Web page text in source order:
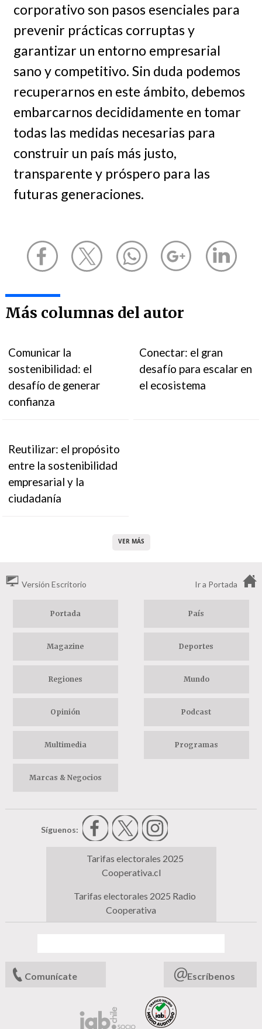
corporativo son pasos esenciales para
prevenir prácticas corruptas y
garantizar un entorno empresarial
sano y competitivo. Sin duda podemos
recuperarnos en este ámbito, debemos
embarcarnos decididamente en tomar
todas las medidas necesarias para
construir un país más justo,
transparente y próspero para las
futuras generaciones.
Más columnas del autor
Comunicar la
sostenibilidad: el
desafío de generar
confianza
Conectar: el gran
desafío para escalar en
el ecosistema
Reutilizar: el propósito
entre la sostenibilidad
empresarial y la
ciudadanía
VER MÁS
Versión Escritorio Ir a Portada
Portada País
Magazine Deportes
Regiones Mundo
Opinión Podcast
Multimedia Programas
Marcas & Negocios
Síguenos:
Tarifas electorales 2025
Cooperativa.cl
Tarifas electorales 2025 Radio
Cooperativa
Comunícate Escríbenos